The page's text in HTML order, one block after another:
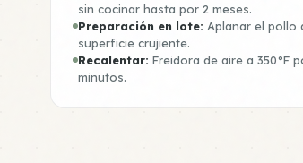
sin cocinar hasta por 2 meses.
Preparación en lote: Aplanar el pollo
superficie crujiente.
Recalentar: Freidora de aire a 350°F
minutos.